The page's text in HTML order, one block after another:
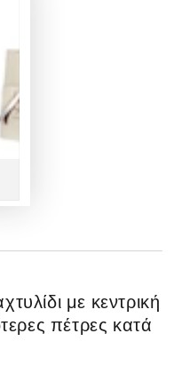
με κεντρική
πέτρες κατά